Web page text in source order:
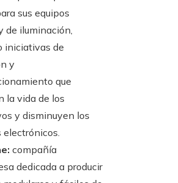
sus equipos
de iluminación,
iniciativas de
y
que
la vida de los
y disminuyen los
electrónicos.
compañía
dedicada a producir